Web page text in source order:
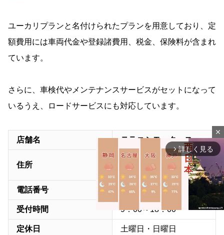
ユーカリプランと名付けられたプランを用意しており、定
額費用には車両代金や登録諸費用、税金、保険料が含まれ
ています。
さらに、車検代やメンテナンスサービスがセットになって
いるうえ、ロードサービスにも対応しています。
店舗名 テラニシモータース
住所
〒571-0046
大阪府門真市本町11-20
電話番号 06-6904-0550
受付時間 9：00～18：00
定休日 土曜日・日曜日
close
arrow_forward_ios 詳しく見る